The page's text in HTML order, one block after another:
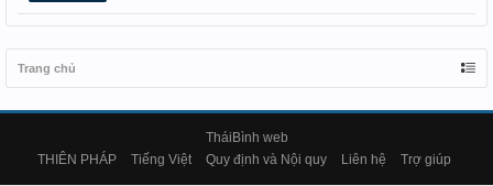
Trang chủ
TháiBình web
THIÊN PHÁP
Tiếng Việt Quy định và Nội quy Liên hệ Trợ giúp